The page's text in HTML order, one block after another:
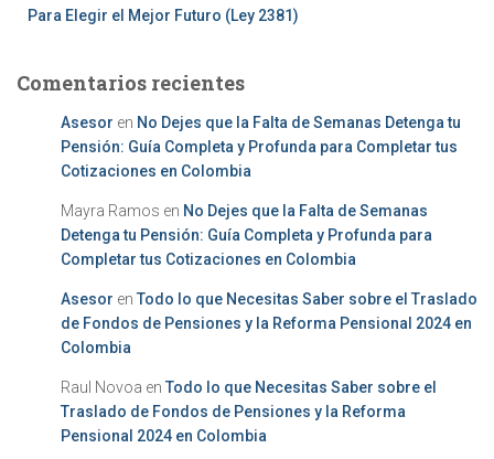
Para Elegir el Mejor Futuro (Ley 2381)
Comentarios recientes
Asesor en No Dejes que la Falta de Semanas Detenga tu
Pensión: Guía Completa y Profunda para Completar tus
Cotizaciones en Colombia
Mayra Ramos en No Dejes que la Falta de Semanas
Detenga tu Pensión: Guía Completa y Profunda para
Completar tus Cotizaciones en Colombia
Asesor en Todo lo que Necesitas Saber sobre el Traslado
de Fondos de Pensiones y la Reforma Pensional 2024 en
Colombia
Raul Novoa en Todo lo que Necesitas Saber sobre el
Traslado de Fondos de Pensiones y la Reforma
Pensional 2024 en Colombia